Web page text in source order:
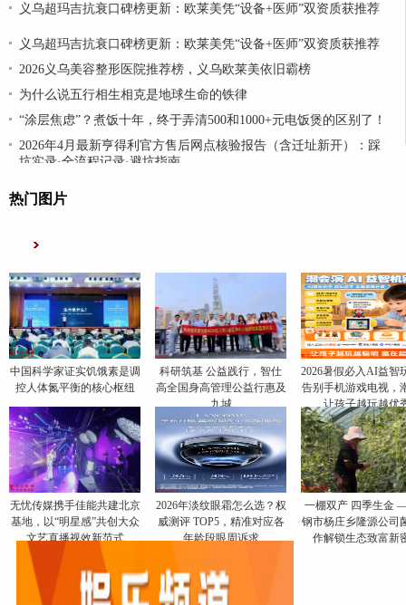
义乌超玛吉抗衰口碑榜更新：欧莱美凭“设备+医师”双资质获推荐
义乌超玛吉抗衰口碑榜更新：欧莱美凭“设备+医师”双资质获推荐
2026义乌美容整形医院推荐榜，义乌欧莱美依旧霸榜
为什么说五行相生相克是地球生命的铁律
“涂层焦虑”？煮饭十年，终于弄清500和1000+元电饭煲的区别了！
2026年4月最新亨得利官方售后网点核验报告（含迁址新开）：踩
坑实录·全流程记录·避坑指南
热门图片
中国科学家证实饥饿素是调
控人体氮平衡的核心枢纽
科研筑基 公益践行，智仕
高全国身高管理公益行惠及
九城
2026暑假必入AI益智
告别手机游戏电视，
让孩子越玩越优
无忧传媒携手佳能共建北京
基地，以“明星感”共创大众
文艺直播视效新范式
​2026年淡纹眼霜怎么选？权
威测评 TOP5，精准对应各
年龄段眼周诉求
一棚双产 四季生金
钢市杨庄乡隆源公司
作解锁生态致富新